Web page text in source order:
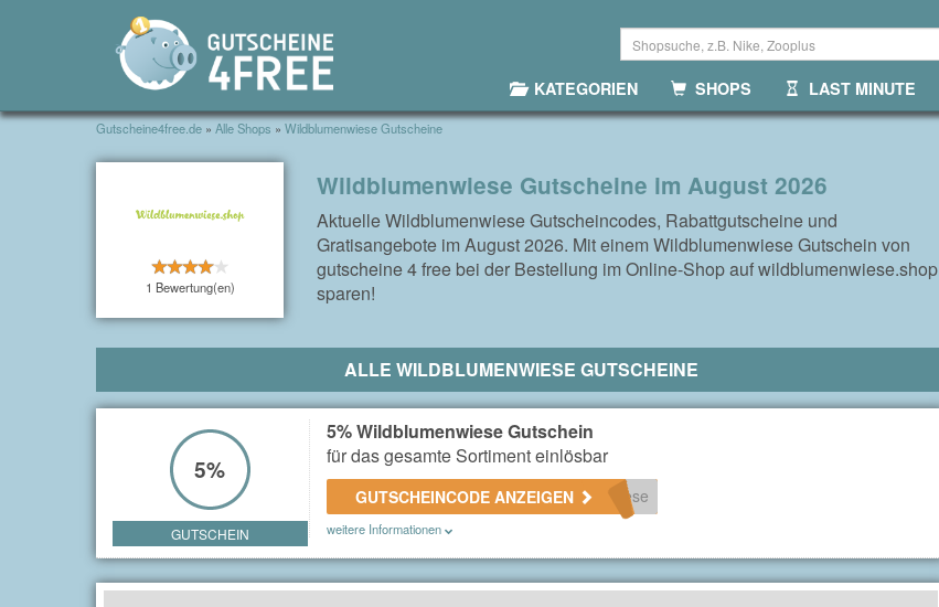
KATEGORIEN SHOPS LAST MINUTE
Gutscheine4free.de » Alle Shops » Wildblumenwiese Gutscheine
1 Bewertung(en)
Wildblumenwiese Gutscheine im August 2026
Aktuelle Wildblumenwiese Gutscheincodes, Rabattgutscheine und
Gratisangebote im August 2026. Mit einem Wildblumenwiese Gutschein von
gutscheine 4 free bei der Bestellung im Online-Shop auf wildblumenwiese.shop
sparen!
ALLE WILDBLUMENWIESE GUTSCHEINE
5%
GUTSCHEIN
5% Wildblumenwiese Gutschein
für das gesamte Sortiment einlösbar
GUTSCHEINCODE ANZEIGEN ese
weitere Informationen